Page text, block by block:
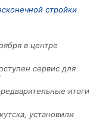
стройки
в центре
сервис для
итоги
установили